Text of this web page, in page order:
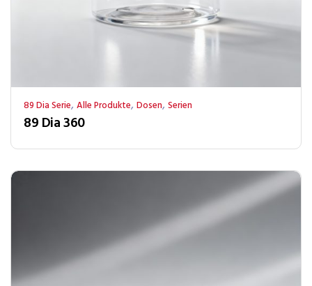
89 Dia Serie, Alle Produkte, Dosen, Serien
89 Dia 360